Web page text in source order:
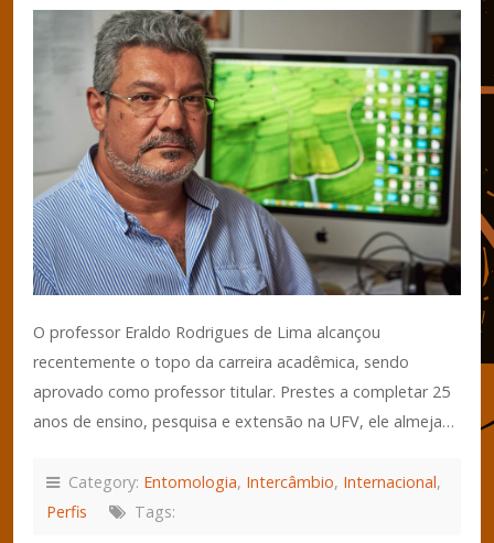
O professor Eraldo Rodrigues de Lima alcançou
recentemente o topo da carreira acadêmica, sendo
aprovado como professor titular. Prestes a completar 25
anos de ensino, pesquisa e extensão na UFV, ele almeja…
Category: Entomologia, Intercâmbio, Internacional,
Perfis
Tags: